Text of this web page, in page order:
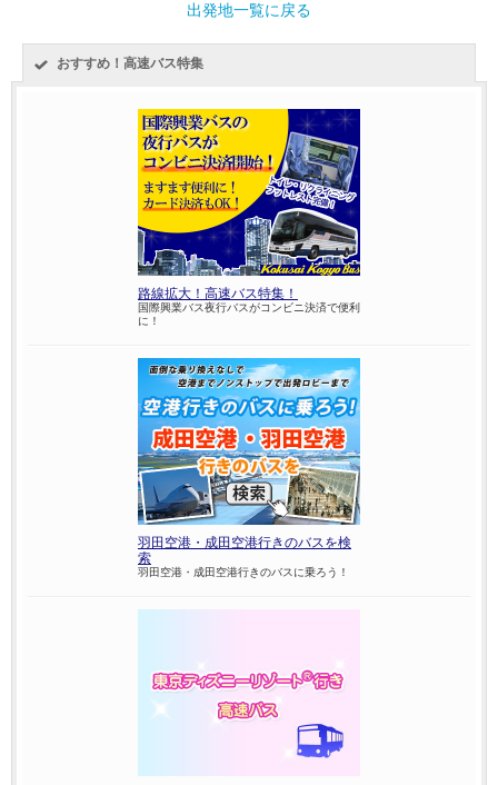
出発地一覧に戻る
おすすめ！高速バス特集
路線拡大！高速バス特集！
国際興業バス夜行バスがコンビニ決済で便利
に！
羽田空港・成田空港行きのバスを検
索
羽田空港・成田空港行きのバスに乗ろう！